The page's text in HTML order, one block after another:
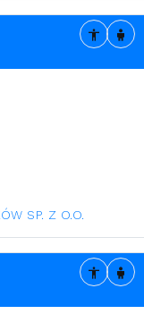
SP. Z O.O.